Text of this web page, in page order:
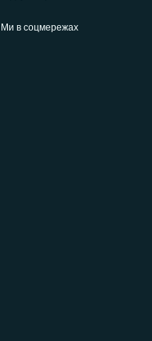
Ми в соцмережах